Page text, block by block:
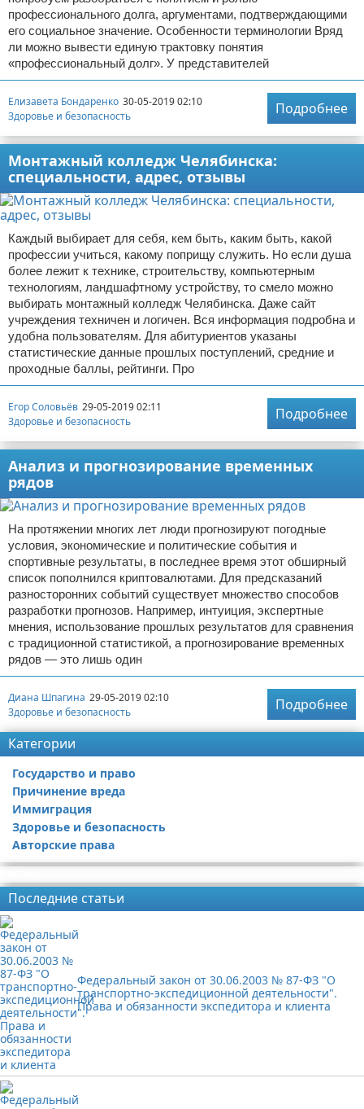
профессионального долга, аргументами, подтверждающими
его социальное значение. Особенности терминологии Вряд
ли можно вывести единую трактовку понятия
«профессиональный долг». У представителей
Елизавета Бондаренко 30-05-2019 02:10
Здоровье и безопасность
Подробнее
Монтажный колледж Челябинска:
специальности, адрес, отзывы
Каждый выбирает для себя, кем быть, каким быть, какой
профессии учиться, какому поприщу служить. Но если душа
более лежит к технике, строительству, компьютерным
технологиям, ландшафтному устройству, то смело можно
выбирать монтажный колледж Челябинска. Даже сайт
учреждения техничен и логичен. Вся информация подробна и
удобна пользователям. Для абитуриентов указаны
статистические данные прошлых поступлений, средние и
проходные баллы, рейтинги. Про
Егор Соловьёв 29-05-2019 02:11
Здоровье и безопасность
Подробнее
Анализ и прогнозирование временных
рядов
На протяжении многих лет люди прогнозируют погодные
условия, экономические и политические события и
спортивные результаты, в последнее время этот обширный
список пополнился криптовалютами. Для предсказаний
разносторонних событий существует множество способов
разработки прогнозов. Например, интуиция, экспертные
мнения, использование прошлых результатов для сравнения
с традиционной статистикой, а прогнозирование временных
рядов — это лишь один
Диана Шпагина 29-05-2019 02:10
Здоровье и безопасность
Подробнее
Категории
Государство и право
Причинение вреда
Иммиграция
Здоровье и безопасность
Авторские права
Последние статьи
Федеральный закон от 30.06.2003 № 87-ФЗ "О
транспортно-экспедиционной деятельности".
Права и обязанности экспедитора и клиента